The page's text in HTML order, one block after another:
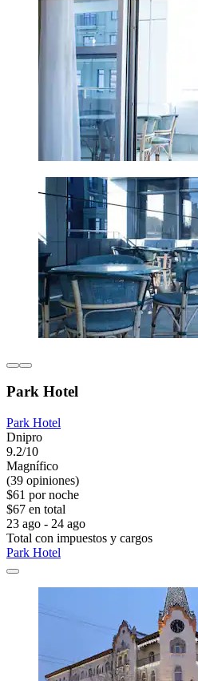
Park Hotel
Park Hotel
Dnipro
9.2/10
Magnífico
(39 opiniones)
$61 por noche
$67 en total
23 ago - 24 ago
Total con impuestos y cargos
Park Hotel